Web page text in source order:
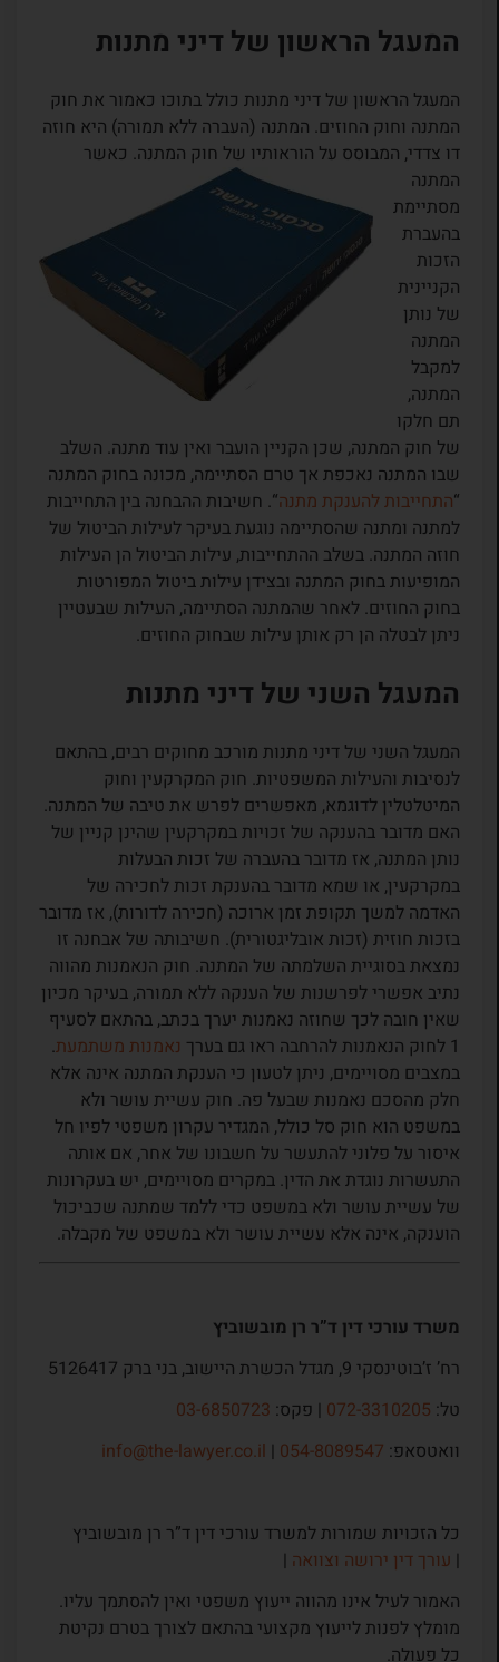
המעגל הראשון של דיני מתנות
המעגל הראשון של דיני מתנות כולל בתוכו כאמור את חוק
המתנה וחוק החוזים. המתנה (העברה ללא תמורה) היא חוזה
דו צדדי, המבוסס על הוראותיו של חוק המתנה. כאשר
המתנה
מסתיימת
בהעברת
הזכות
הקניינית
של נותן
המתנה
למקבל
המתנה,
תם חלקו
של חוק המתנה, שכן הקניין הועבר ואין עוד מתנה. השלב
שבו המתנה נאכפת אך טרם הסתיימה, מכונה בחוק המתנה
“התחייבות להענקת מתנה“. חשיבות ההבחנה בין התחייבות
למתנה ומתנה שהסתיימה נוגעת בעיקר לעילות הביטול של
חוזה המתנה. בשלב ההתחייבות, עילות הביטול הן העילות
המופיעות בחוק המתנה ובצידן עילות ביטול המפורטות
בחוק החוזים. לאחר שהמתנה הסתיימה, העילות שבעטיין
ניתן לבטלה הן רק אותן עילות שבחוק החוזים.
המעגל השני של דיני מתנות
המעגל השני של דיני מתנות מורכב מחוקים רבים, בהתאם
לנסיבות והעילות המשפטיות. חוק המקרקעין וחוק
המיטלטלין לדוגמא, מאפשרים לפרש את טיבה של המתנה.
האם מדובר בהענקה של זכויות במקרקעין שהינן קניין של
נותן המתנה, אז מדובר בהעברה של זכות הבעלות
במקרקעין, או שמא מדובר בהענקת זכות לחכירה של
האדמה למשך תקופת זמן ארוכה (חכירה לדורות), אז מדובר
בזכות חוזית (זכות אובליגטורית). חשיבותה של אבחנה זו
נמצאת בסוגיית השלמתה של המתנה. חוק הנאמנות מהווה
נתיב אפשרי לפרשנות של הענקה ללא תמורה, בעיקר מכיון
שאין חובה לכך שחוזה נאמנות יערך בכתב, בהתאם לסעיף
1 לחוק הנאמנות להרחבה ראו גם בערך
נאמנות משתמעת.
במצבים מסויימים, ניתן לטעון כי הענקת המתנה אינה אלא
חלק מהסכם נאמנות שבעל פה. חוק עשיית עושר ולא
במשפט הוא חוק סל כולל, המגדיר עקרון משפטי לפיו חל
איסור על פלוני להתעשר על חשבונו של אחר, אם אותה
התעשרות נוגדת את הדין. במקרים מסויימים, יש בעקרונות
של עשיית עושר ולא במשפט כדי ללמד שמתנה שכביכול
הוענקה, אינה אלא עשיית עושר ולא במשפט של מקבלה.
משרד עורכי דין ד”ר רן מובשוביץ
רח’ ז’בוטינסקי 9, מגדל הכשרת היישוב, בני ברק 5126417
טל: 072-3310205| פקס: 03-6850723
וואטסאפ: 054-8089547
|
info@the-lawyer.co.il
כל הזכויות שמורות למשרד עורכי דין ד”ר רן מובשוביץ
| עורך דין ירושה וצוואה|
האמור לעיל אינו מהווה ייעוץ משפטי ואין להסתמך עליו.
מומלץ לפנות לייעוץ מקצועי בהתאם לצורך בטרם נקיטת
כל פעולה.